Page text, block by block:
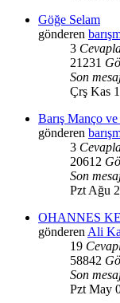
Göğe Selam
gönderen
3
21231
Son
Çrş Kas
Barış Manço
gönderen
3
20612
Son
Pzt Ağu
OHANNES
gönderen Ali
19
58842
Son
Pzt May